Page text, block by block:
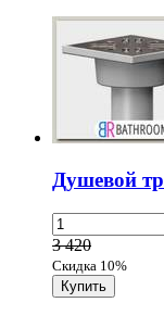
Душевой
3 420
Скидка 10%